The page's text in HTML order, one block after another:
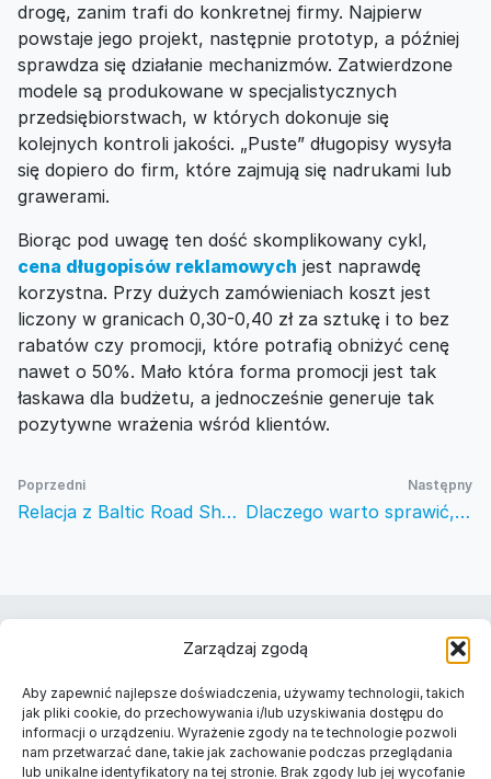
Zarządzaj zgodą
Aby zapewnić najlepsze doświadczenia, używamy technologii, takich
jak pliki cookie, do przechowywania i/lub uzyskiwania dostępu do
informacji o urządzeniu. Wyrażenie zgody na te technologie pozwoli
nam przetwarzać dane, takie jak zachowanie podczas przeglądania
lub unikalne identyfikatory na tej stronie. Brak zgody lub jej wycofanie
drogę, zanim trafi do konkretnej firmy. Najpierw
powstaje jego projekt, następnie prototyp, a później
sprawdza się działanie mechanizmów. Zatwierdzone
modele są produkowane w specjalistycznych
przedsiębiorstwach, w których dokonuje się
kolejnych kontroli jakości. „Puste” długopisy wysyła
się dopiero do firm, które zajmują się nadrukami lub
grawerami.
Biorąc pod uwagę ten dość skomplikowany cykl,
cena długopisów reklamowych jest naprawdę
korzystna. Przy dużych zamówieniach koszt jest
liczony w granicach 0,30-0,40 zł za sztukę i to bez
rabatów czy promocji, które potrafią obniżyć cenę
nawet o 50%. Mało która forma promocji jest tak
łaskawa dla budżetu, a jednocześnie generuje tak
pozytywne wrażenia wśród klientów.
Poprzedni
Relacja z Baltic Road Show, czyli 3-dniowa objazdówka Pozytywnie Promocyjnych
Następny
Dlaczego warto sprawić, aby klienci polubili Twoją firmę?
Znajdź nas w Twoim mieście
Długopisy reklamowe Warszawa
Długopisy reklamowe Kraków
Długopisy reklamowe Łódź